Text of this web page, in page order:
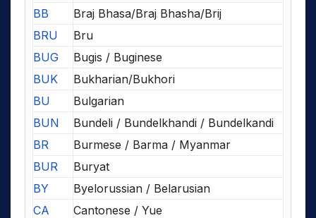
BB
Braj Bhasa/Braj Bhasha/Brij
BRU
Bru
BUG
Bugis / Buginese
BUK
Bukharian/Bukhori
BU
Bulgarian
BUN
Bundeli / Bundelkhandi / Bundelkandi
BR
Burmese / Barma / Myanmar
BUR
Buryat
BY
Byelorussian / Belarusian
CA
Cantonese / Yue